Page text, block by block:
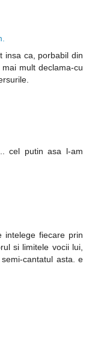
insa ca, porbabil din
mult declama-cu
cel putin asa l-am
intelege fiecare prin
si limitele vocii lui,
cantatul asta. e